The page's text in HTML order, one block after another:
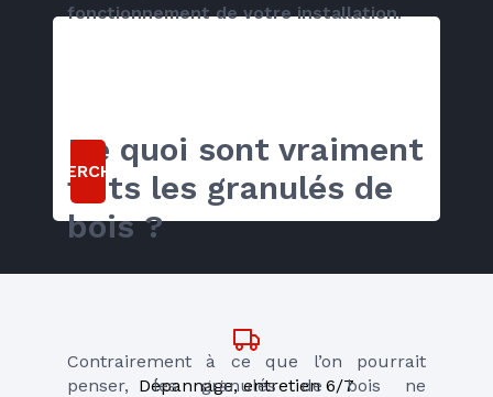
fonctionnement de votre installation.
De quoi sont vraiment
faits les granulés de
bois ?
Contrairement à ce que l’on pourrait
penser, les granulés de bois ne
RECHERCHER
Dépannage, entretien 6/7